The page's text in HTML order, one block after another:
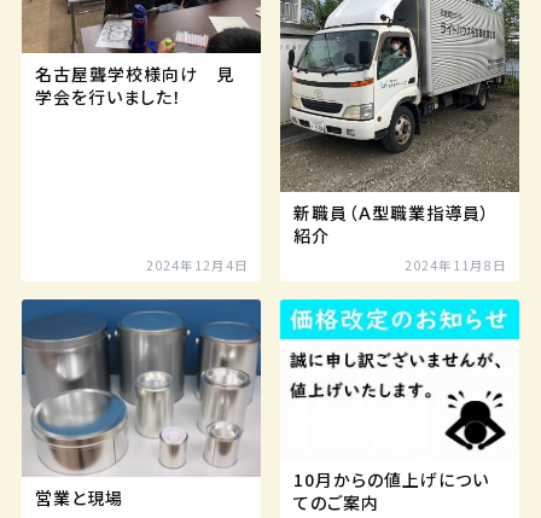
名古屋聾学校様向け 見
学会を行いました！
2024年12月4日
新職員（Ａ型職業指導員）
紹介
2024年11月8日
営業と現場
10月からの値上げについ
てのご案内